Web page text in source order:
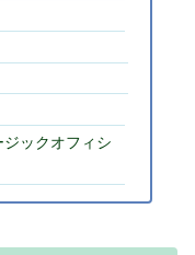
ックオフィシ